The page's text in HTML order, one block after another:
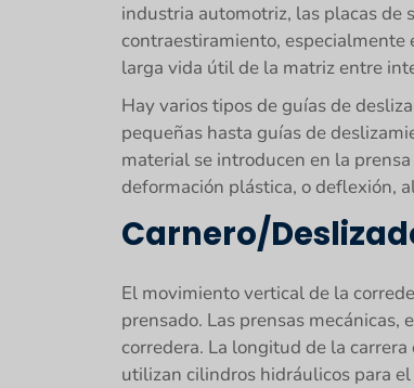
industria automotriz, las placas de
contraestiramiento, especialmente
larga vida útil de la matriz entre
Hay varios tipos de guías de
pequeñas hasta guías de
material se introducen en la
deformación plástica, o deflexión,
Carnero/
El movimiento vertical de la
prensado. Las prensas
corredera. La longitud de la
utilizan cilindros hidráulicos para